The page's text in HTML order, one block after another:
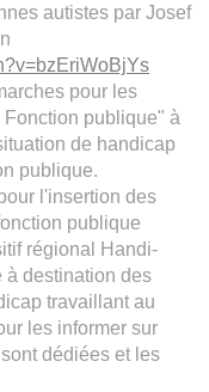
autistes par Josef
pour les
publique" à
de handicap
publique.
l'insertion des
publique
régional Handi-
à destination des
travaillant au
les informer sur
dédiées et les